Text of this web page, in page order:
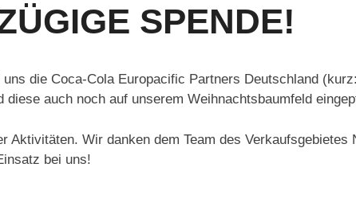
SPENDE!
die Coca-Cola Europacific Partners Deutschland
diese auch noch auf unserem Weihnachtsbaumfeld
Aktivitäten. Wir danken dem Team des Verkaufsgebietes
bei uns!